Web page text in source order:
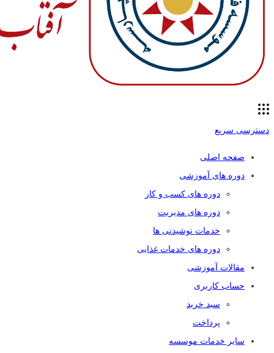
دسترسی سریع
صفحه اصلی
دوره های آموزشی
دوره های کسب و کار
دوره های مدیریت
خدمات نوشیدنی ها
دوره های خدمات غذایی
مقالات آموزشی
حساب کاربری
سبد خرید
پرداخت
سایر خدمات موسسه